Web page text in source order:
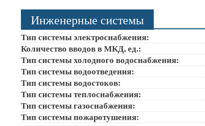
Инженерные системы
Тип системы электроснабжения:
Количество вводов в МКД, ед.:
Тип системы холодного водоснабжения:
Тип системы водоотведения:
Тип системы водостоков:
Тип системы теплоснабжения:
Тип системы газоснабжения:
Тип системы пожаротушения: